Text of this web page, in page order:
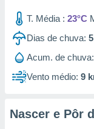
T. Média : 23°C
Dias de chuva: 5
Acum. de chuva:
Vento médio: 9
Nascer e Pôr